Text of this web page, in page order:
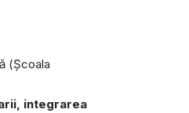
(Școala
integrarea